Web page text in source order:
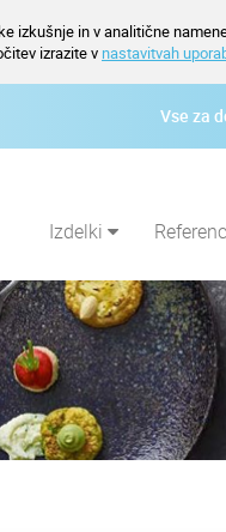
izkušnje in v analitične
izrazite v nastavitvah
Vse za
Izdelki